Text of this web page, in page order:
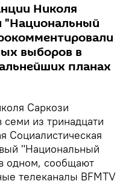
Николя
"Национальный
выборов в
планах
Саркози
из тринадцати
Социалистическая
"Национальный
одном, сообщают
телеканалы BFMTV